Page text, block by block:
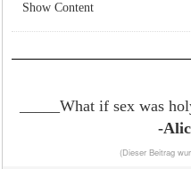
Show Content
_____What if sex was
-
(Dieser Beitrag